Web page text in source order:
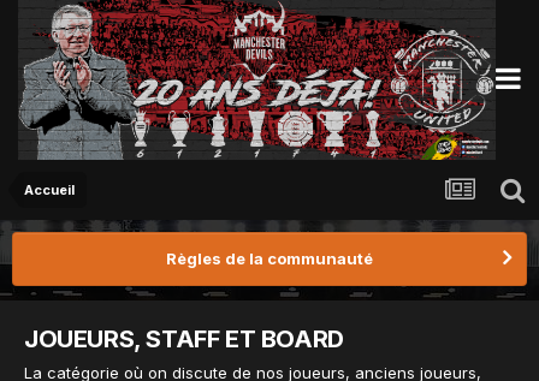
Accueil
Règles de la communauté
JOUEURS, STAFF ET BOARD
La catégorie où on discute de nos joueurs, anciens joueurs,